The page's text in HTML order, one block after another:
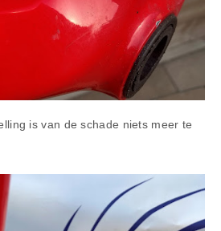
is van de schade niets meer te